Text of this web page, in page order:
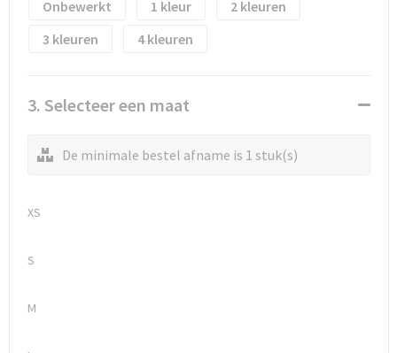
Reistassen
Schoudertassen
Sporttassen
Strandtassen
Tablettassen
Veiligheidsvesten en Veiligheidshesjes
Ademhalingsbescherming
Valbeveiliging
Onbewerkt 1
2
3
4
3. Selecteer een maat
De minimale bestel afname is 1 stuk(s)
XS
S
M